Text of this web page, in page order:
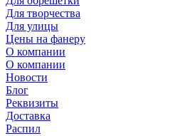
Для творчества
Для улицы
Цены на фанеру
О компании
О компании
Новости
Блог
Реквизиты
Доставка
Распил